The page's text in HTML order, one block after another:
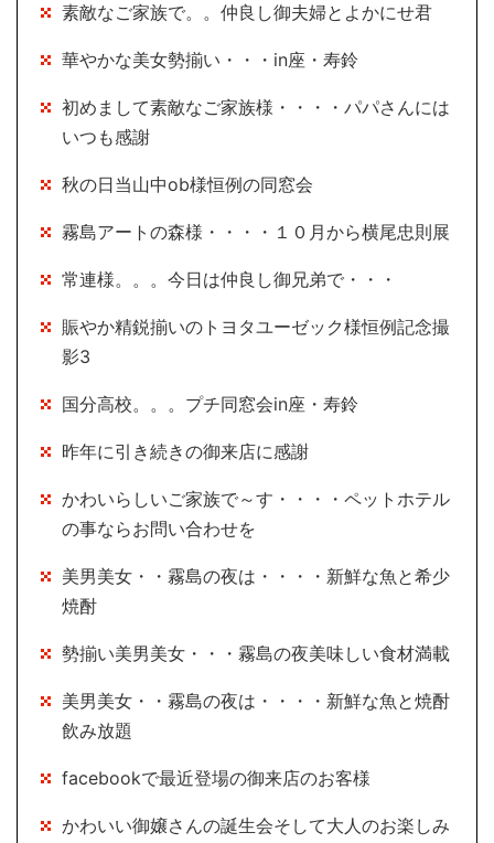
素敵なご家族で。。仲良し御夫婦とよかにせ君
華やかな美女勢揃い・・・in座・寿鈴
初めまして素敵なご家族様・・・・パパさんには
いつも感謝
秋の日当山中ob様恒例の同窓会
霧島アートの森様・・・・１０月から横尾忠則展
常連様。。。今日は仲良し御兄弟で・・・
賑やか精鋭揃いのトヨタユーゼック様恒例記念撮
影3
国分高校。。。プチ同窓会in座・寿鈴
昨年に引き続きの御来店に感謝
かわいらしいご家族で～す・・・・ペットホテル
の事ならお問い合わせを
美男美女・・霧島の夜は・・・・新鮮な魚と希少
焼酎
勢揃い美男美女・・・霧島の夜美味しい食材満載
美男美女・・霧島の夜は・・・・新鮮な魚と焼酎
飲み放題
facebookで最近登場の御来店のお客様
かわいい御嬢さんの誕生会そして大人のお楽しみ